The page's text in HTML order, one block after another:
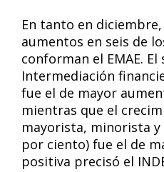
En tanto en
aumentos en seis de
conforman el EMAE. El
Intermediación
fue el de mayor
mientras que el
mayorista, minorista y
por ciento) fue el de
positiva precisó el